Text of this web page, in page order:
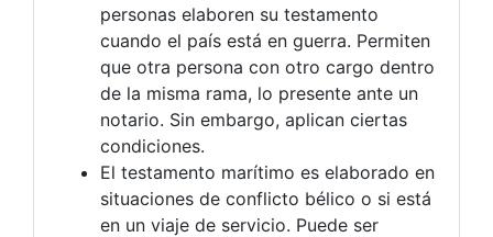
personas elaboren su testamento
cuando el país está en guerra. Permiten
que otra persona con otro cargo dentro
de la misma rama, lo presente ante un
notario. Sin embargo, aplican ciertas
condiciones.
El testamento marítimo es elaborado en
situaciones de conflicto bélico o si está
en un viaje de servicio. Puede ser